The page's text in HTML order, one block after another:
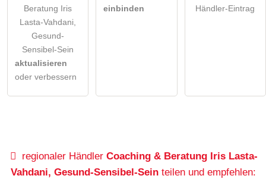
Beratung Iris
Lasta-Vahdani,
Gesund-
Sensibel-Sein
aktualisieren
oder verbessern
einbinden
Händler-Eintrag
regionaler HändlerCoaching & Beratung Iris Lasta-
Vahdani, Gesund-Sensibel-Seinteilen und empfehlen: